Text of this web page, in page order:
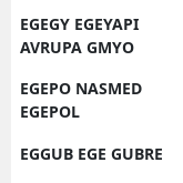
EGEGY EGEYAPI
AVRUPA GMYO
EGEPO NASMED
EGEPOL
EGGUB EGE GUBRE